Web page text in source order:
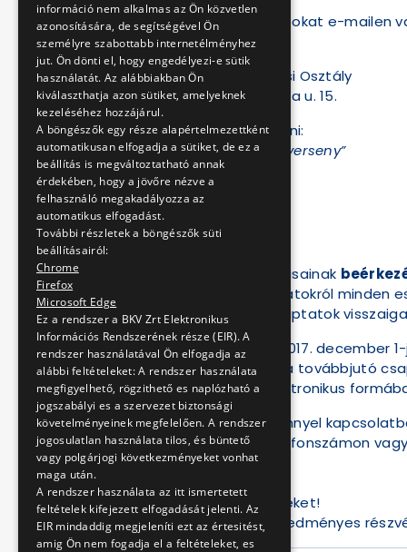
A kitöltött feladatlapokat e-mailen
cím:
BKV Zrt. Tájékoztatási Osztály
1072 Budapest, Akácfa u. 15.
A borítékra kérjük ráírni:
„közlekedéstörténeti verseny”
vagy
e-mail:
muzeum@bkv.hu
A feladatok megoldásainak
A beérkezett pályázatokról minden
(Amennyiben nem kaptatok
A második fordulót 2017. december
(A második fordulóba továbbjutó
A felkészüléshez elektronikus
Amennyiben a versennyel
a 461-6500/11271 telefonszámon
érdeklődhettek.
Várjuk jelentkezéseteket!
Jó felkészülést és eredményes
információ nem alkalmas az Ön közvetlen
azonosítására, de segítségével Ön
személyre szabottabb internetélményhez
jut. Ön dönti el, hogy engedélyezi-e sütik
használatát. Az alábbiakban Ön
kiválaszthatja azon sütiket, amelyeknek
kezeléséhez hozzájárul.
A böngészők egy része alapértelmezettként
automatikusan elfogadja a sütiket, de ez a
beállítás is megváltoztatható annak
érdekében, hogy a jövőre nézve a
felhasználó megakadályozza az
automatikus elfogadást.
További részletek a böngészők süti
beállításairól:
Chrome
Firefox
Microsoft Edge
Ez a rendszer a BKV Zrt Elektronikus
Információs Rendszerének része (EIR). A
rendszer használatával Ön elfogadja az
alábbi feltételeket: A rendszer használata
megfigyelhető, rögzithető es naplózható a
jogszabályi es a szervezet biztonsági
követelményeinek megfelelően. A rendszer
jogosulatlan használata tilos, és büntető
vagy polgárjogi következményeket vonhat
maga után.
A rendszer használata az itt ismertetett
feltételek kifejezett elfogadását jelenti. Az
EIR mindaddig megjeleníti ezt az értesitést,
amig Ön nem fogadja el a feltételeket, es